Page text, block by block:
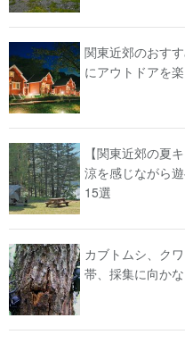
関東近郊のおす
にアウトドアを
【関東近郊の夏
涼を感じながら
15選
カブトムシ、ク
帯、採集に向か